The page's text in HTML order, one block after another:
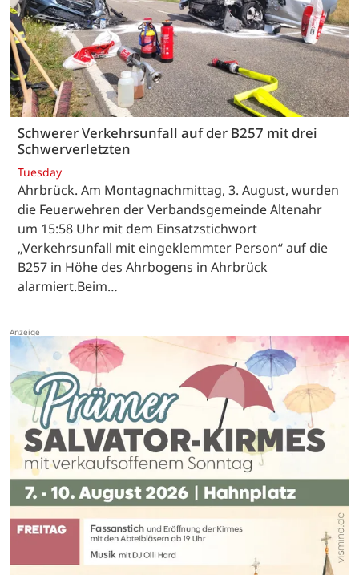
Schwerer Verkehrsunfall auf der B257 mit drei
Schwerverletzten
Tuesday
Ahrbrück. Am Montagnachmittag, 3. August, wurden
die Feuerwehren der Verbandsgemeinde Altenahr
um 15:58 Uhr mit dem Einsatzstichwort
„Verkehrsunfall mit eingeklemmter Person“ auf die
B257 in Höhe des Ahrbogens in Ahrbrück
alarmiert.Beim…